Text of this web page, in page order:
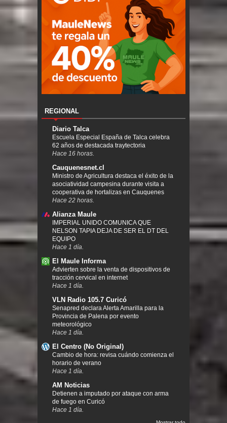
REGIONAL
Diario Talca
Escuela Especial España de Talca celebra
62 años de destacada traytectoria
Hace 16 horas.
Cauquenesnet.cl
Ministro de Agricultura destaca el éxito de la
asociatividad campesina durante visita a
cooperativa de hortalizas en Cauquenes
Hace 22 horas.
Alianza Maule
IMPERIAL UNIDO COMUNICA QUE
NELSON TAPIA DEJA DE SER EL DT DEL
EQUIPO
Hace 1 día.
El Maule Informa
Advierten sobre la venta de dispositivos de
tracción cervical en internet
Hace 1 día.
VLN Radio 105.7 Curicó
Senapred declara Alerta Amarilla para la
Provincia de Palena por evento
meteorológico
Hace 1 día.
El Centro (No Original)
Cambio de hora: revisa cuándo comienza el
horario de verano
Hace 1 día.
AM Noticias
Detienen a imputado por ataque con arma
de fuego en Curicó
Hace 1 día.